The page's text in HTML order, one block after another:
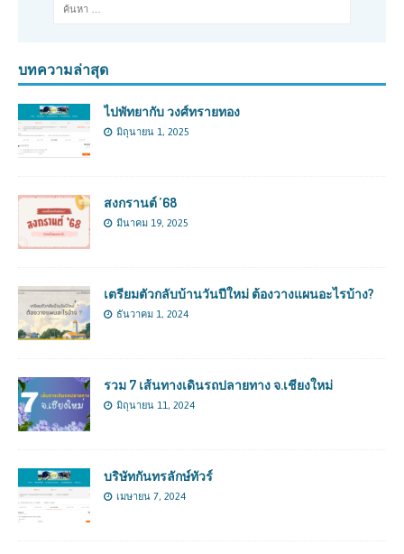
บทความล่าสุด
ไปพัทยากับ วงศ์ทรายทอง
มิถุนายน 1, 2025
สงกรานต์ ’68
มีนาคม 19, 2025
เตรียมตัวกลับบ้านวันปีใหม่ ต้องวางแผนอะไรบ้าง?
ธันวาคม 1, 2024
รวม 7 เส้นทางเดินรถปลายทาง จ.เชียงใหม่
มิถุนายน 11, 2024
บริษัทกันทรลักษ์ทัวร์
เมษายน 7, 2024